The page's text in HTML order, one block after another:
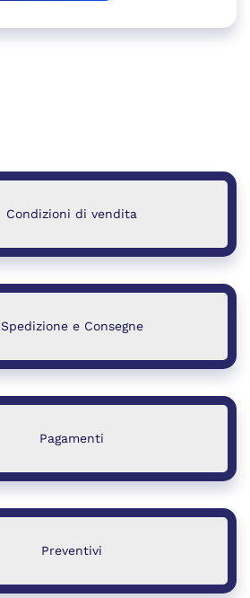
Condizioni di vendita
Spedizione e Consegne
Pagamenti
Preventivi